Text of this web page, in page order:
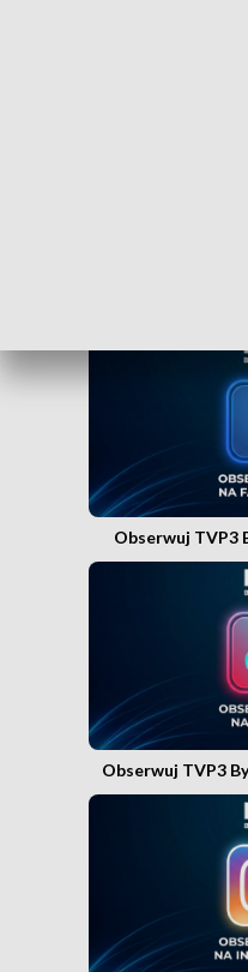
Obserwuj TVP3
Obserwuj TVP3